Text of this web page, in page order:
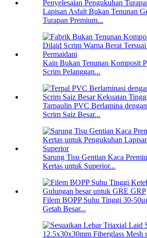
Lapisan Asfalt Bukan Tenunan
Turapan Premium...
Kain Bukan Tenunan Komposit
Scrim Pelanggan...
Tarpaulin PVC Berlamina
Scrim Saiz Besar...
Sarung Tisu Gentian Kaca
Kertas untuk Superior...
Filem BOPP Suhu Tinggi 30-
Getah Besar...